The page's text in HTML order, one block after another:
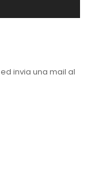
ed invia una mail al